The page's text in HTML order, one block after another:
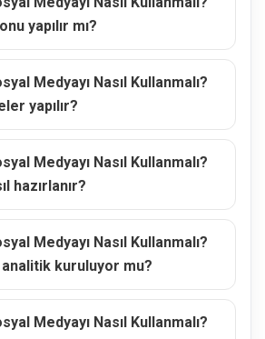
yapılır mı?
Medyayı Nasıl Kullanmalı?
yapılır?
Medyayı Nasıl Kullanmalı?
hazırlanır?
Medyayı Nasıl Kullanmalı?
kuruluyor mu?
Medyayı Nasıl Kullanmalı?